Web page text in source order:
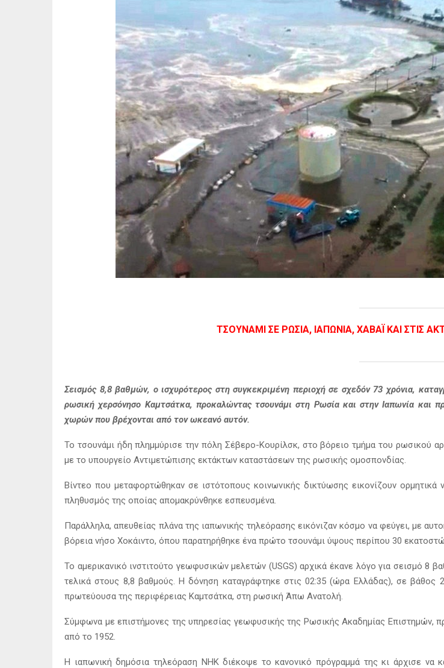
ΤΣΟΥΝΆΜΙ ΣΕ ΡΩΣΊΑ, ΙΑΠΩΝΊΑ, ΧΑΒΆΙ ΚΑΙ ΣΤΙΣ
Σεισμός 8,8 βαθμών, ο ισχυρότερος στη συγκεκριμένη περιοχή σε σχεδόν 73 χρόνια,
ρωσική χερσόνησο Καμτσάτκα, προκαλώντας τσουνάμι στη Ρωσία και στην Ιαπωνία και
χωρών που βρέχονται από τον ωκεανό αυτόν.
Το τσουνάμι ήδη πλημμύρισε την πόλη Σέβερο-Κουρίλσκ, στο βόρειο τμήμα του ρωσικού
με το υπουργείο Αντιμετώπισης εκτάκτων καταστάσεων της ρωσικής ομοσπονδίας.
Βίντεο που μεταφορτώθηκαν σε ιστότοπους κοινωνικής δικτύωσης εικονίζουν
πληθυσμός της οποίας απομακρύνθηκε εσπευσμένα.
Παράλληλα, απευθείας πλάνα της ιαπωνικής τηλεόρασης εικόνιζαν κόσμο να φεύγει, με
βόρεια νήσο Χοκάιντο, όπου παρατηρήθηκε ένα πρώτο τσουνάμι ύψους περίπου 30
Το αμερικανικό ινστιτούτο γεωφυσικών μελετών (USGS) αρχικά έκανε λόγο για σεισμό 8
τελικά στους 8,8 βαθμούς. Η δόνηση καταγράφτηκε στις 02:35 (ώρα Ελλάδας), σε βάθος
πρωτεύουσα της περιφέρειας Καμτσάτκα, στη ρωσική Άπω Ανατολή.
Σύμφωνα με επιστήμονες της υπηρεσίας γεωφυσικής της Ρωσικής Ακαδημίας Επιστημών,
από το 1952.
Η ιαπωνική δημόσια τηλεόραση NHK διέκοψε το κανονικό πρόγραμμά της κι άρχισε να